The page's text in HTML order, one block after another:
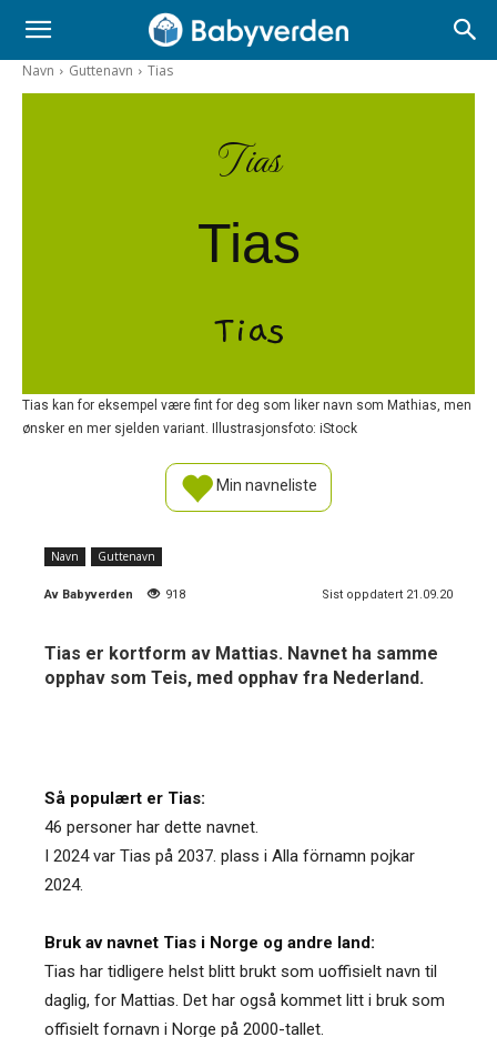
Navn Guttenavn Tias
Tias
Tias
Tias
Tias kan for eksempel være fint for deg som liker navn som Mathias, men
ønsker en mer sjelden variant. Illustrasjonsfoto: iStock
Min navneliste
Navn Guttenavn
Av Babyverden 918 Sist oppdatert 21.09.20
Tias er kortform av Mattias. Navnet ha samme
opphav som Teis, med opphav fra Nederland.
Så populært er Tias:
46 personer har dette navnet.
I 2024 var Tias på 2037. plass i Alla förnamn pojkar
2024.
Bruk av navnet Tias i Norge og andre land:
Tias har tidligere helst blitt brukt som uoffisielt navn til
daglig, for Mattias. Det har også kommet litt i bruk som
offisielt fornavn i Norge på 2000-tallet.